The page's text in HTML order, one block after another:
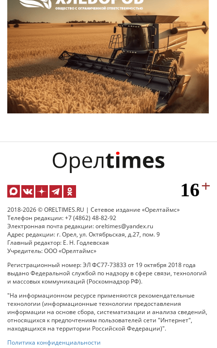
2018-2026 © ORELTIMES.RU | Сетевое издание «Орелтаймс»
Телефон редакции: +7 (4862) 48-82-92
Электронная почта редакции: oreltimes@yandex.ru
Адрес редакции: г. Орел, ул. Октябрьская, д.27, пом. 9
Главный редактор: Е. Н. Годлевская
Учредитель: ООО «Орелтаймс»
Регистрационный номер: ЭЛ ФС77-73833 от 19 октября 2018 года
выдано Федеральной службой по надзору в сфере связи, технологий
и массовых коммуникаций (Роскомнадзор РФ).
"На информационном ресурсе применяются рекомендательные
технологии (информационные технологии предоставления
информации на основе сбора, систематизации и анализа сведений,
относящихся к предпочтениям пользователей сети "Интернет",
находящихся на территории Российской Федерации)".
Политика конфиденциальности